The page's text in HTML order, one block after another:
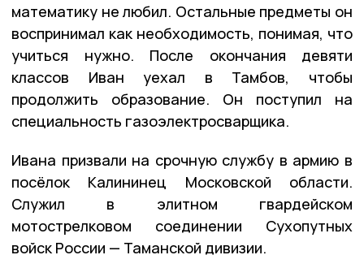
математику не любил. Остальные предметы он
воспринимал как необходимость, понимая, что
учиться нужно. После окончания девяти
классов Иван уехал в Тамбов, чтобы
продолжить образование. Он поступил на
специальность газоэлектросварщика.
Ивана призвали на срочную службу в армию в
посёлок Калининец Московской области.
Служил в элитном гвардейском
мотострелковом соединении Сухопутных
войск России — Таманской дивизии.